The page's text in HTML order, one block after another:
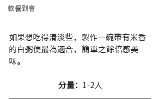
軟餐到會
如果想吃得清淡些，製作一碗帶有米香
的白粥便最為適合，簡單之餘倍感美
味。
分量： 1-2人